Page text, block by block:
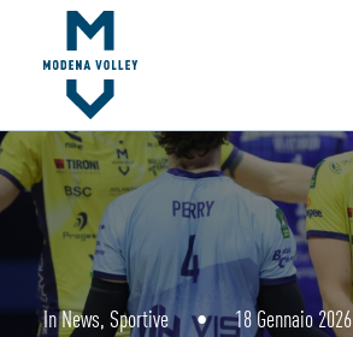
IL CLUB
NEWS
TICKETING
SUMMER CAMP
MV PARTNERS
PALAPANINI
GIOVANILI
InNews,Sportive • 18 Gennaio 2026